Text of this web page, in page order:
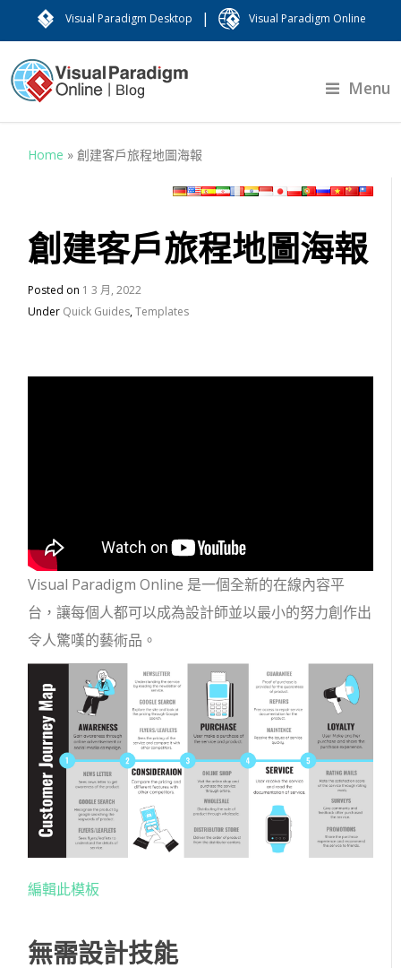
Visual Paradigm Desktop | Visual Paradigm Online
Menu
Home »創建客戶旅程地圖海報
創建客戶旅程地圖海報
Posted on 1 3 月, 2022
Under Quick Guides,Templates
Visual Paradigm Online 是一個全新的在線內容平
台，讓每個人都可以成為設計師並以最小的努力創作出
令人驚嘆的藝術品。
編輯此模板
無需設計技能